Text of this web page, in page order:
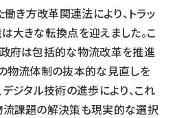
き方改革関連法により、トラッ
大きな転換点を迎えました。こ
府は包括的な物流改革を推進
物流体制の抜本的な見直しを
デジタル技術の進歩により、これ
流課題の解決策も現実的な選択